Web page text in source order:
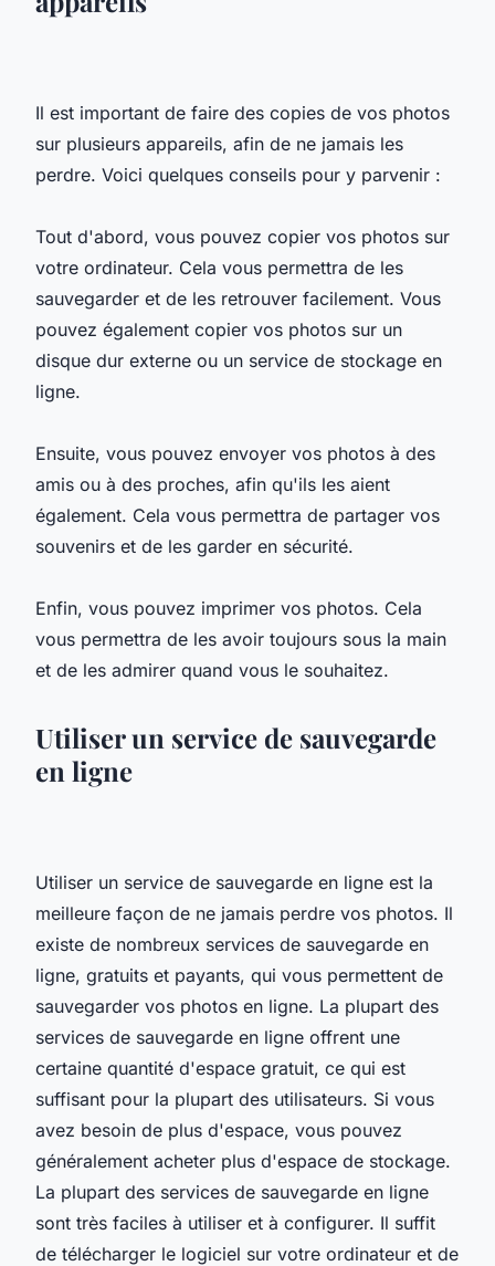
Il est important de faire des copies de vos photos
sur plusieurs appareils, afin de ne jamais les
perdre. Voici quelques conseils pour y parvenir :
Tout d'abord, vous pouvez copier vos photos sur
votre ordinateur. Cela vous permettra de les
sauvegarder et de les retrouver facilement. Vous
pouvez également copier vos photos sur un
disque dur externe ou un service de stockage en
ligne.
Ensuite, vous pouvez envoyer vos photos à des
amis ou à des proches, afin qu'ils les aient
également. Cela vous permettra de partager vos
souvenirs et de les garder en sécurité.
Enfin, vous pouvez imprimer vos photos. Cela
vous permettra de les avoir toujours sous la main
et de les admirer quand vous le souhaitez.
Utiliser un service de sauvegarde
en ligne
Utiliser un service de sauvegarde en ligne est la
meilleure façon de ne jamais perdre vos photos. Il
existe de nombreux services de sauvegarde en
ligne, gratuits et payants, qui vous permettent de
sauvegarder vos photos en ligne. La plupart des
services de sauvegarde en ligne offrent une
certaine quantité d'espace gratuit, ce qui est
suffisant pour la plupart des utilisateurs. Si vous
avez besoin de plus d'espace, vous pouvez
généralement acheter plus d'espace de stockage.
La plupart des services de sauvegarde en ligne
sont très faciles à utiliser et à configurer. Il suffit
de télécharger le logiciel sur votre ordinateur et de